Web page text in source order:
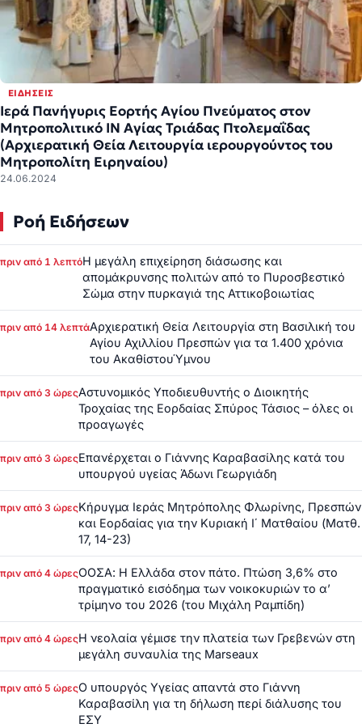
ΕΙΔΉΣΕΙΣ
Ιερά Πανήγυρις Εορτής Αγίου Πνεύματος στον
Μητροπολιτικό ΙΝ Αγίας Τριάδας Πτολεμαΐδας
(Αρχιερατική Θεία Λειτουργία ιερουργούντος του
Μητροπολίτη Ειρηναίου)
24.06.2024
Ροή Ειδήσεων
πριν από 1 λεπτόΗ μεγάλη επιχείρηση διάσωσης και
απομάκρυνσης πολιτών από το Πυροσβεστικό
Σώμα στην πυρκαγιά της Αττικοβοιωτίας
πριν από 14 λεπτάΑρχιερατική Θεία Λειτουργία στη Βασιλική του
Αγίου Αχιλλίου Πρεσπών για τα 1.400 χρόνια
του ΑκαθίστουΎμνου
πριν από 3 ώρεςΑστυνομικός Υποδιευθυντής ο Διοικητής
Τροχαίας της Εορδαίας Σπύρος Τάσιος – όλες οι
προαγωγές
πριν από 3 ώρεςΕπανέρχεται ο Γιάννης Καραβασίλης κατά του
υπουργού υγείας Άδωνι Γεωργιάδη
πριν από 3 ώρεςΚήρυγμα Ιεράς Μητρόπολης Φλωρίνης, Πρεσπών
και Εορδαίας για την Κυριακή Ι΄ Ματθαίου (Ματθ.
17, 14-23)
πριν από 4 ώρεςΟΟΣΑ: Η Ελλάδα στον πάτο. Πτώση 3,6% στο
πραγματικό εισόδημα των νοικοκυριών το α’
τρίμηνο του 2026 (του Μιχάλη Ραμπίδη)
πριν από 4 ώρεςΗ νεολαία γέμισε την πλατεία των Γρεβενών στη
μεγάλη συναυλία της Marseaux
πριν από 5 ώρεςΟ υπουργός Υγείας απαντά στο Γιάννη
Καραβασίλη για τη δήλωση περί διάλυσης του
ΕΣΥ